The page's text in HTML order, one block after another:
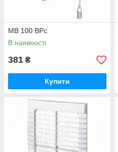
МВ 100 ВРс
В наявності
381 ₴
Купити